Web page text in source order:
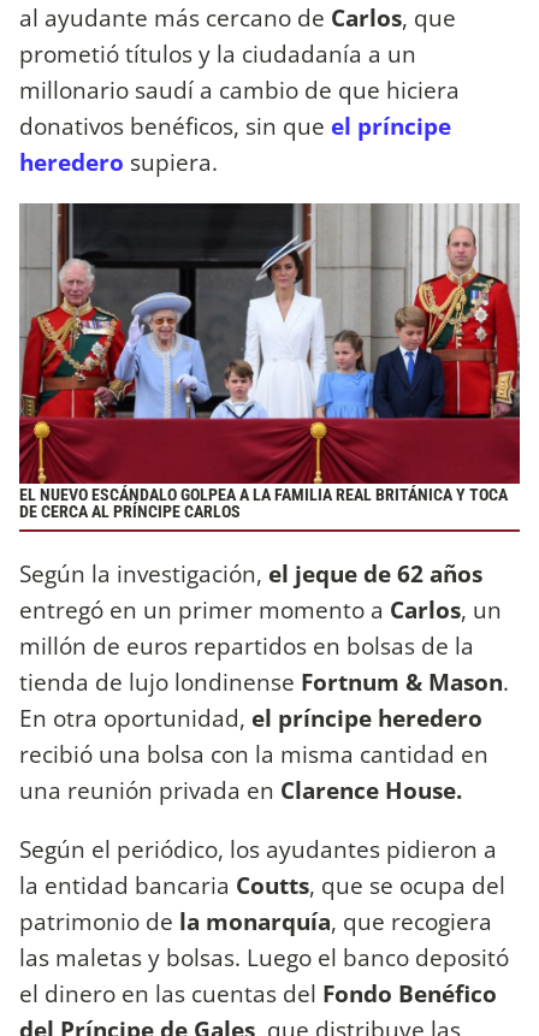
al ayudante más cercano de Carlos, que
prometió títulos y la ciudadanía a un
millonario saudí a cambio de que hiciera
donativos benéficos, sin que el príncipe
heredero supiera.
EL NUEVO ESCÁNDALO GOLPEA A LA FAMILIA REAL BRITÁNICA Y TOCA
DE CERCA AL PRÍNCIPE CARLOS
Según la investigación, el jeque de 62 años
entregó en un primer momento a Carlos, un
millón de euros repartidos en bolsas de la
tienda de lujo londinense Fortnum & Mason.
En otra oportunidad, el príncipe heredero
recibió una bolsa con la misma cantidad en
una reunión privada en Clarence House.
Según el periódico, los ayudantes pidieron a
la entidad bancaria Coutts, que se ocupa del
patrimonio de la monarquía, que recogiera
las maletas y bolsas. Luego el banco depositó
el dinero en las cuentas del Fondo Benéfico
del Príncipe de Gales , que distribuye las